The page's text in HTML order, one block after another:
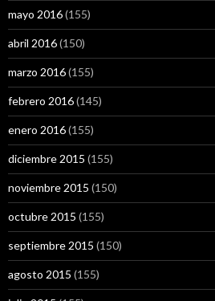
mayo 2016(155)
abril 2016(150)
marzo 2016(155)
febrero 2016(145)
enero 2016(155)
diciembre 2015 (155)
noviembre 2015 (150)
octubre 2015 (155)
septiembre 2015 (150)
agosto 2015 (155)